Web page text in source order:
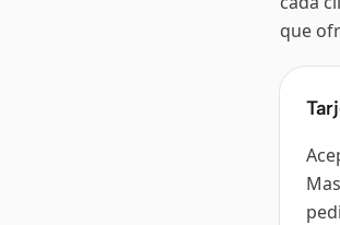
que